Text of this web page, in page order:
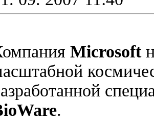
Microsoft
.